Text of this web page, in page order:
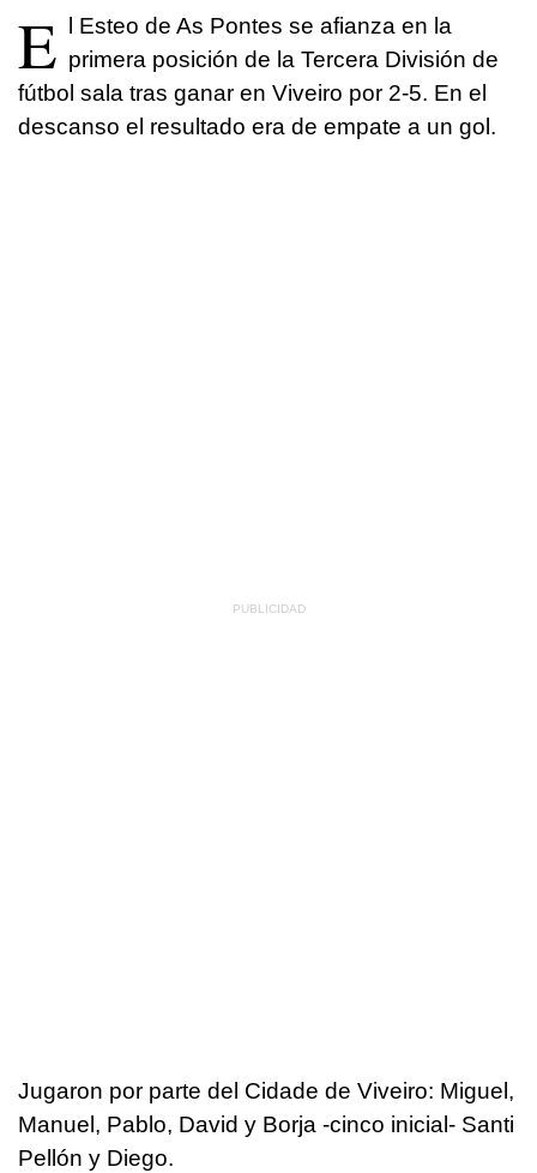
E
l Esteo de As Pontes se afianza en la
primera posición de la Tercera División de
fútbol sala tras ganar en Viveiro por 2-5. En el
descanso el resultado era de empate a un gol.
Jugaron por parte del Cidade de Viveiro: Miguel,
Manuel, Pablo, David y Borja -cinco inicial- Santi
Pellón y Diego.